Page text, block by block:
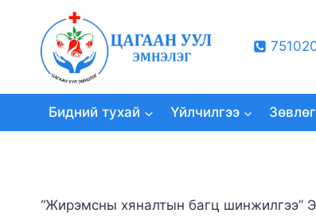
content
Бидний тухай Үйлчилгээ
“Жирэмсны хяналтын багц шинжилгээ”